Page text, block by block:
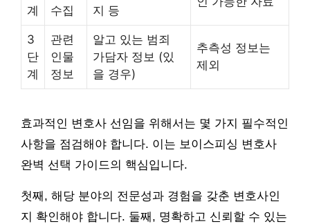
계
수집
지 등
3
단
계
관련
인물
정보
알고 있는 범죄
가담자 정보 (있
을 경우)
추측성 정보는
제외
효과적인 변호사 선임을 위해서는 몇 가지 필수적인
사항을 점검해야 합니다. 이는 보이스피싱 변호사
완벽 선택 가이드의 핵심입니다.
첫째, 해당 분야의 전문성과 경험을 갖춘 변호사인
지 확인해야 합니다. 둘째, 명확하고 신뢰할 수 있는